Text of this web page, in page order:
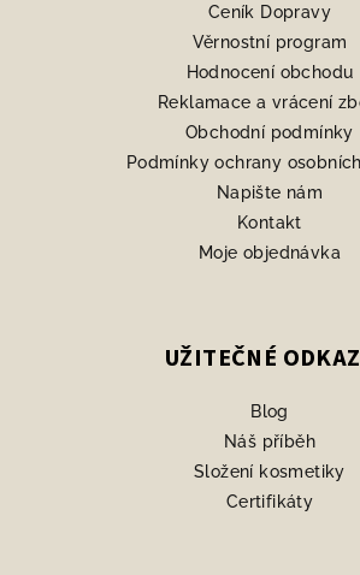
Ceník Dopravy
Věrnostní program
Hodnocení obchodu
Reklamace a vrácení
Obchodní podmínky
Podmínky ochrany
Napište nám
Kontakt
Moje objednávka
UŽITEČNÉ
Blog
Náš příběh
Složení kosmetiky
Certifikáty